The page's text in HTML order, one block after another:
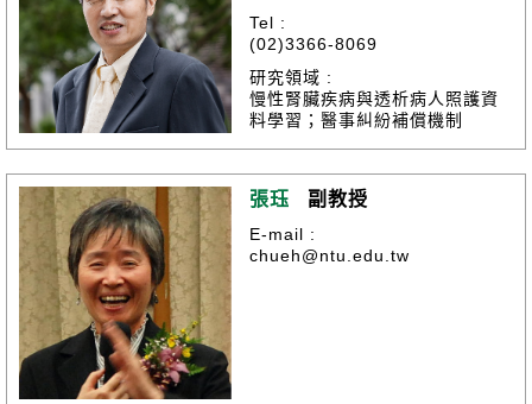
Tel :
(02)3366-8069
研究領域 :
慢性腎臟疾病與透析病人照護資
料學習；醫事糾紛補償機制
張珏 副教授
E-mail :
chueh@ntu.edu.tw